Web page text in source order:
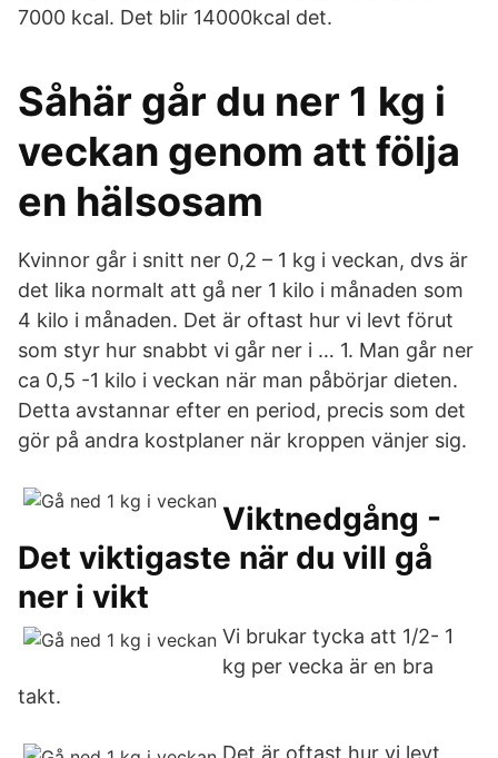
7000 kcal. Det blir 14000kcal det.
Såhär går du ner 1 kg i
veckan genom att följa
en hälsosam
Kvinnor går i snitt ner 0,2 – 1 kg i veckan, dvs är
det lika normalt att gå ner 1 kilo i månaden som
4 kilo i månaden. Det är oftast hur vi levt förut
som styr hur snabbt vi går ner i … 1. Man går ner
ca 0,5 -1 kilo i veckan när man påbörjar dieten.
Detta avstannar efter en period, precis som det
gör på andra kostplaner när kroppen vänjer sig.
Viktnedgång -
Det viktigaste när du vill gå
ner i vikt
Vi brukar tycka att 1/2- 1
kg per vecka är en bra
takt.
Det är oftast hur vi levt